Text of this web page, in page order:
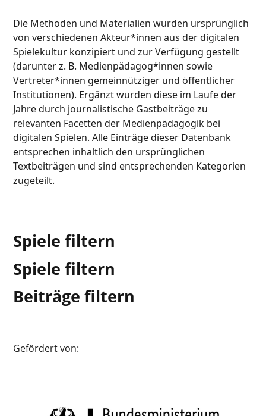
Die Methoden und Materialien wurden ursprünglich
von verschiedenen Akteur*innen aus der digitalen
Spielekultur konzipiert und zur Verfügung gestellt
(darunter z. B. Medienpädagog*innen sowie
Vertreter*innen gemeinnütziger und öffentlicher
Institutionen). Ergänzt wurden diese im Laufe der
Jahre durch journalistische Gastbeiträge zu
relevanten Facetten der Medienpädagogik bei
digitalen Spielen. Alle Einträge dieser Datenbank
entsprechen inhaltlich den ursprünglichen
Textbeiträgen und sind entsprechenden Kategorien
zugeteilt.
Spiele filtern
Spiele filtern
Beiträge filtern
Gefördert von: